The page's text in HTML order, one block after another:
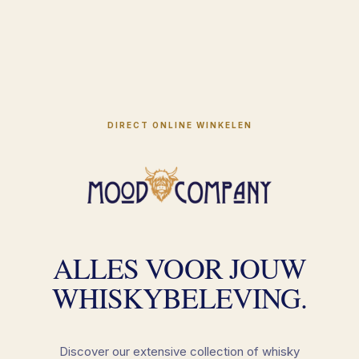
DIRECT ONLINE WINKELEN
ALLES VOOR JOUW
WHISKYBELEVING.
Discover our extensive collection of whisky